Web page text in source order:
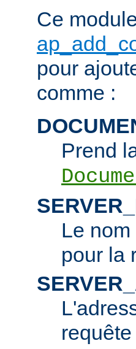
Ce
pour
comme :
Prend
Le
pour la
requête